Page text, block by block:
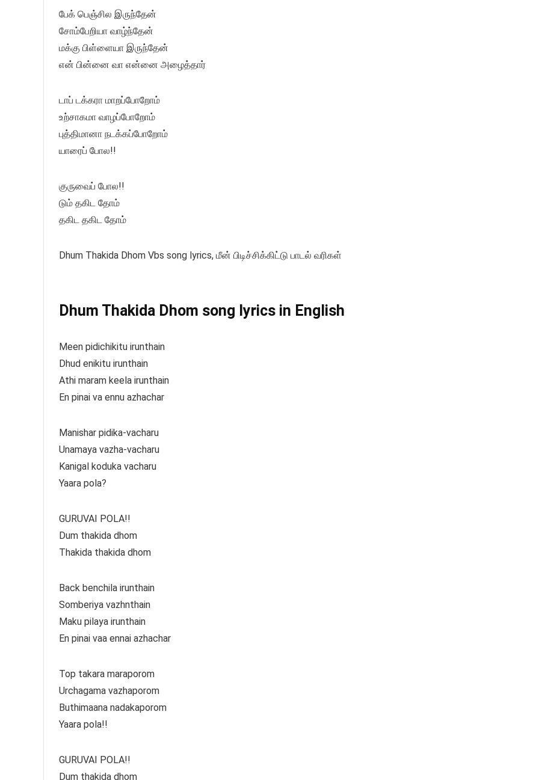
பேக் பெஞ்சில இருந்தேன்
சோம்பேறியா வாழ்ந்தேன்
மக்கு பிள்ளையா இருந்தேன்
என் பின்னை வா என்னை அழைத்தார்
டாப் டக்கரா மாறப்போறோம்
உற்சாகமா வாழப்போறோம்
புத்திமானா நடக்கப்போறோம்
யாரைப் போல!!
குருவைப் போல!!
டும் தகிட தோம்
தகிட தகிட தோம்
Dhum Thakida Dhom Vbs song lyrics, மீன் பிடிச்சிக்கிட்டு பாடல் வரிகள்
Dhum Thakida Dhom song lyrics in English
Meen pidichikitu irunthain
Dhud enikitu irunthain
Athi maram keela irunthain
En pinai va ennu azhachar
Manishar pidika-vacharu
Unamaya vazha-vacharu
Kanigal koduka vacharu
Yaara pola?
GURUVAI POLA!!
Dum thakida dhom
Thakida thakida dhom
Back benchila irunthain
Somberiya vazhnthain
Maku pilaya irunthain
En pinai vaa ennai azhachar
Top takara maraporom
Urchagama vazhaporom
Buthimaana nadakaporom
Yaara pola!!
GURUVAI POLA!!
Dum thakida dhom